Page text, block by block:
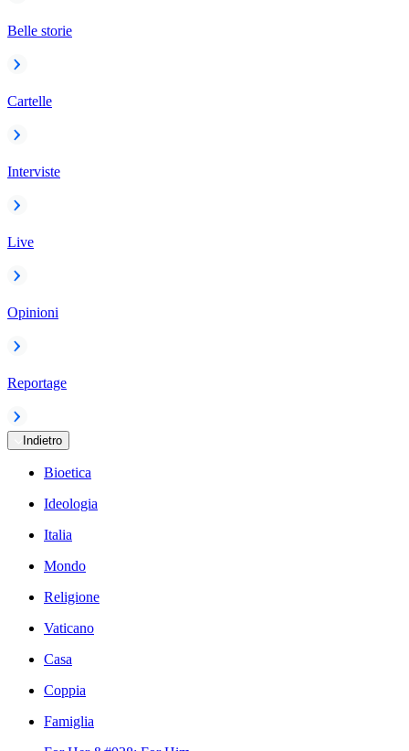
Belle storie
Cartelle
Interviste
Live
Opinioni
Reportage
Indietro
Bioetica
Ideologia
Italia
Mondo
Religione
Vaticano
Casa
Coppia
Famiglia